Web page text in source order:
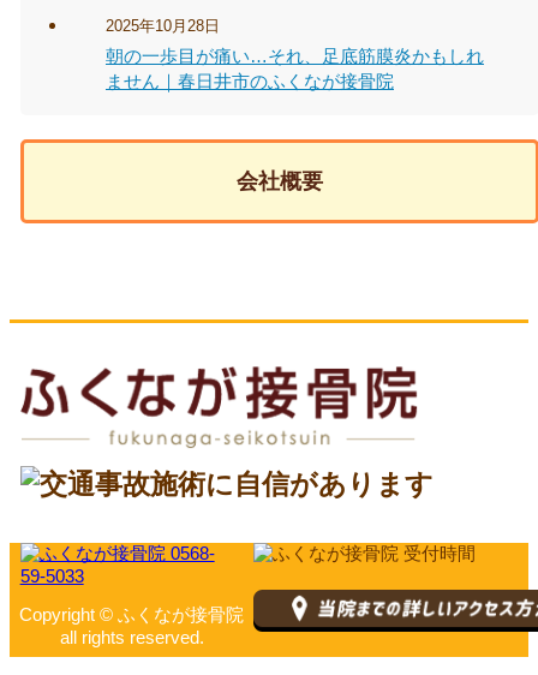
2025年10月28日
朝の一歩目が痛い…それ、足底筋膜炎かもしれ
ません｜春日井市のふくなが接骨院
会社概要
Copyright © ふくなが接骨院
all rights reserved.